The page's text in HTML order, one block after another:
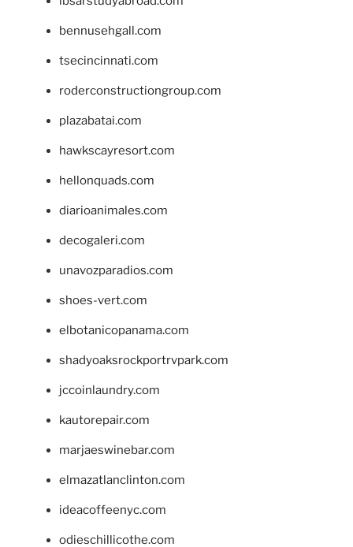
bennusehgall.com
tsecincinnati.com
roderconstructiongroup.com
plazabatai.com
hawkscayresort.com
hellonquads.com
diarioanimales.com
decogaleri.com
unavozparadios.com
shoes-vert.com
elbotanicopanama.com
shadyoaksrockportrvpark.com
jccoinlaundry.com
kautorepair.com
marjaeswinebar.com
elmazatlanclinton.com
ideacoffeenyc.com
odieschillicothe.com